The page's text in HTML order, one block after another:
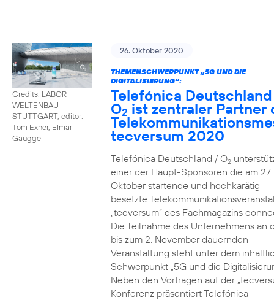
Credits: LABOR
WELTENBAU
STUTTGART, editor:
Tom Exner, Elmar
Gauggel
26. Oktober 2020
THEMENSCHWERPUNKT „5G UND DIE
DIGITALISIERUNG“:
Telefónica
O2 ist zentraler Partner
tecversum 2020
Telefónica Deutschland / O2
einer der Haupt-Sponsoren die am 27.
Oktober startende und hochkarätig
besetzte
„tecversum“ des Fachmagazins
Die Teilnahme des Unternehmens an
bis zum 2. November dauernden
Veranstaltung steht unter dem
Schwerpunkt „5G und die
Neben den Vorträgen auf der
Konferenz präsentiert Telefónica